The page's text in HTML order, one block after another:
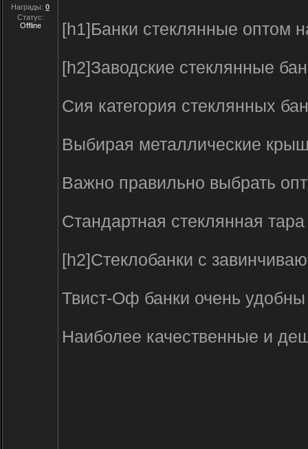
Награды: 0
Статус:
Offline
[h1]Банки стеклянные оптом
[h2]Заводские стеклянные
Сия категория стеклянных
Выбирая металлические
Важно правильно выбрать
Стандартная стеклянная
[h2]Стеклобанки с
Твист-Оф банки очень
Наиболее качественные и